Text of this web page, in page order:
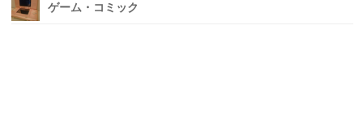
ゲーム・コミック